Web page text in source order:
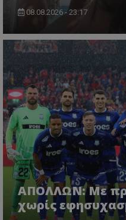
08.08.2026 - 23:17
ΑΠΟΛΛΩΝ: Με
χωρίς